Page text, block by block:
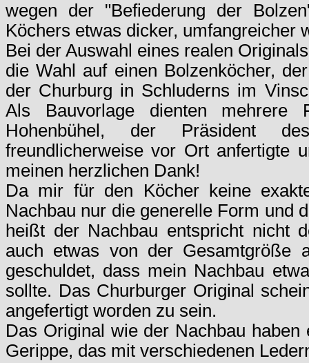
wegen der "Befiederung der
Köchers etwas dicker, umfangreicher
Bei der Auswahl eines realen
die Wahl auf einen Bolzenköcher,
der Churburg in Schluderns im
Als Bauvorlage dienten
Hohenbühel, der Präsident
freundlicherweise vor Ort anfertigte
meinen herzlichen Dank!
Da mir für den Köcher keine
Nachbau nur die generelle Form und
heißt der Nachbau entspricht nicht
auch etwas von der Gesamtgröße
geschuldet, dass mein Nachbau
sollte. Das Churburger Original
angefertigt worden zu sein.
Das Original wie der Nachbau
Gerippe, das mit verschiedenen